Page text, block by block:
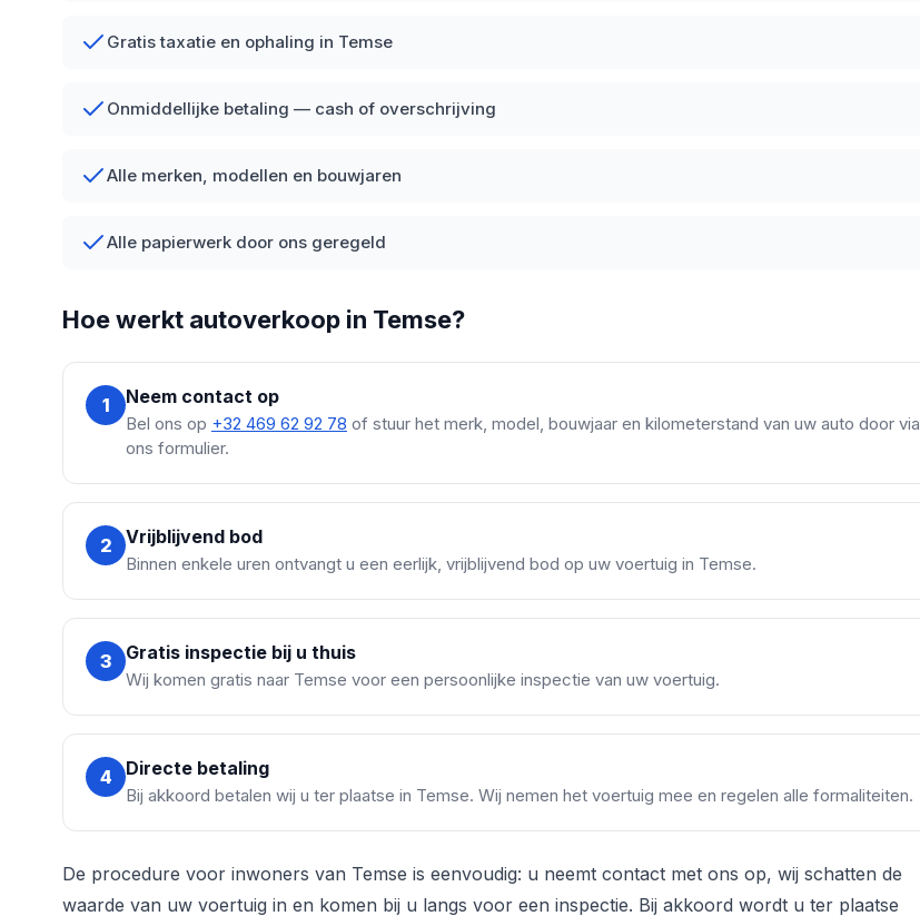
Gratis taxatie en ophaling in Temse
Onmiddellijke betaling — cash of overschrijving
Alle merken, modellen en bouwjaren
Alle papierwerk door ons geregeld
Hoe werkt autoverkoop in Temse?
1 Neem contact op
Bel ons op +32 469 62 92 78 of stuur het merk, model, bouwjaar en kilometerstand van uw auto door via
ons formulier.
2 Vrijblijvend bod
Binnen enkele uren ontvangt u een eerlijk, vrijblijvend bod op uw voertuig in Temse.
3 Gratis inspectie bij u thuis
Wij komen gratis naar Temse voor een persoonlijke inspectie van uw voertuig.
4 Directe betaling
Bij akkoord betalen wij u ter plaatse in Temse. Wij nemen het voertuig mee en regelen alle formaliteiten.
De procedure voor inwoners van Temse is eenvoudig: u neemt contact met ons op, wij schatten de
waarde van uw voertuig in en komen bij u langs voor een inspectie. Bij akkoord wordt u ter plaatse